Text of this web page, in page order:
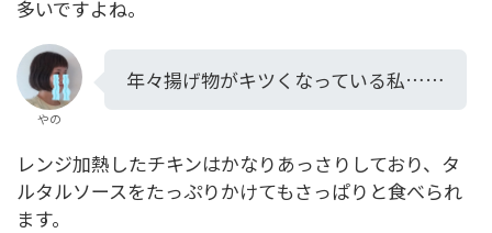
多いですよね。
やの
年々揚げ物がキツくなっている私……
レンジ加熱したチキンはかなりあっさりしており、タ
ルタルソースをたっぷりかけてもさっぱりと食べられ
ます。